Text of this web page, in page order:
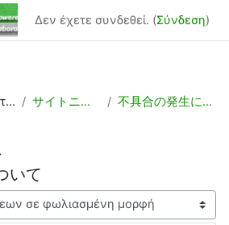
Δεν έχετε συνδεθεί. (Σύνδεση)
Σελίδες ιστοτόπου サイトニュース 不具合の発生について
いて